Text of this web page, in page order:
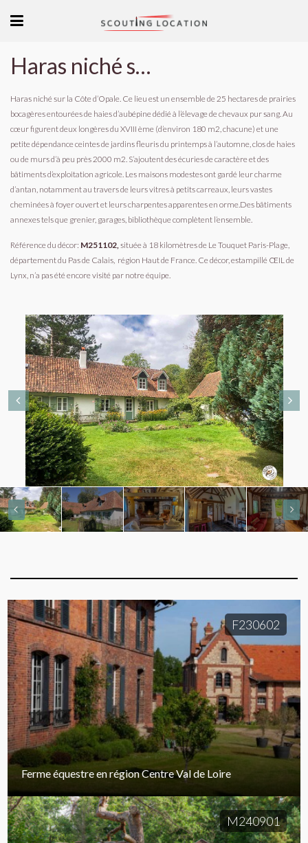
Haras niché sur la Côte d’Opale
Haras niché sur la Côte d’Opale. Ce lieu est un ensemble de 25 hectares de prairies
bocagères entourées de haies d’aubépine dédié à l’élevage de chevaux pur sang. Au
cœur figurent deux longères du XVIII ème (d’environ 180 m2, chacune) et une
petite dépendance ceintes de jardins fleuris du printemps à l’automne, clos de haies
ou de murs d’à peu près 2000 m2. S’ajoutent des écuries de caractère et des
bâtiments d’exploitation agricole. Les maisons modestes ont gardé leur charme
d’antan, notamment au travers de leurs vitres à petits carreaux, leurs vastes
cheminées à foyer ouvert et leurs charpentes apparentes en orme.Des bâtiments
annexes tels que grenier, garages, bibliothèque complètent l’ensemble.
Référence du décor: M251102,située à 18 kilomètres de Le Touquet Paris-Plage,
département du Pas de Calais, région Haut de France. Ce décor, estampillé ŒIL de
Lynx, n’a pas été encore visité par notre équipe.
F230602
Ferme équestre en région Centre Val de Loire
M240901